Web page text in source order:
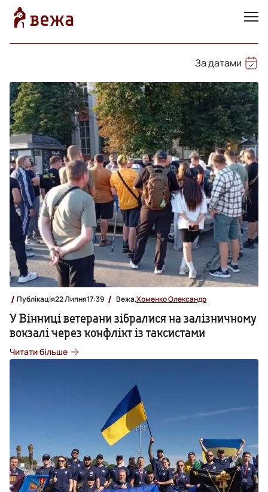
За датами
Публікація22 Липня17:39 Вежа,Хоменко Олександр
У Вінниці ветерани зібралися на залізничному
вокзалі через конфлікт із таксистами
Читати більше